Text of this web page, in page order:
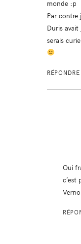
monde :p
Par contre
Duris
serais
RÉPONDRE
Oui
c’est